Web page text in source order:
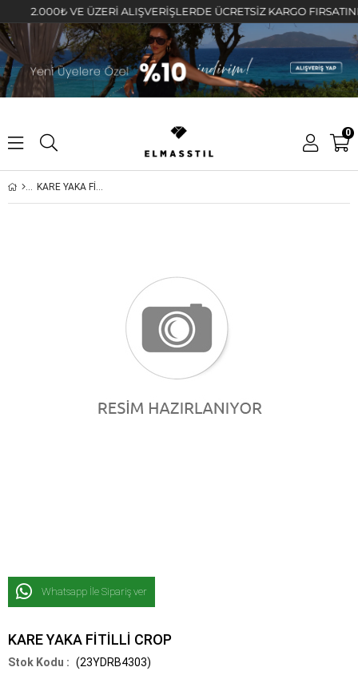
2.000₺ VE ÜZERİ ALIŞVERİŞLERDE ÜCRETSİZ KARGO FIRSATINI
0
KARE YAKA FİTİLLİ CROP
Whatsapp İle Sipariş ver
KARE YAKA FİTİLLİ CROP
(23YDRB4303)